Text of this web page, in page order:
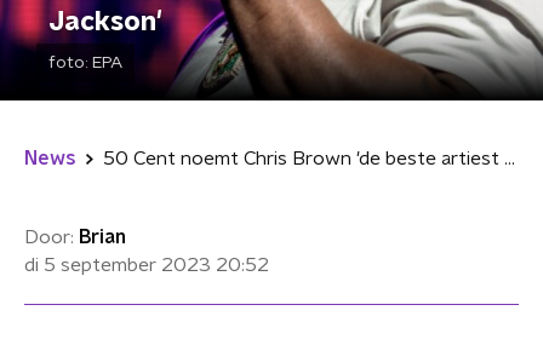
Jackson'
foto: EPA
News 50 Cent noemt Chris Brown 'de beste artiest sinds Michael Jackson'
Door: Brian
di 5 september 2023 20:52